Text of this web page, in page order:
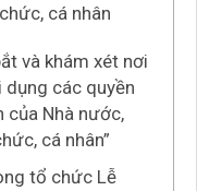
cá nhân
và khám xét nơi
các quyền
của Nhà nước,
cá nhân”
tổ chức Lễ